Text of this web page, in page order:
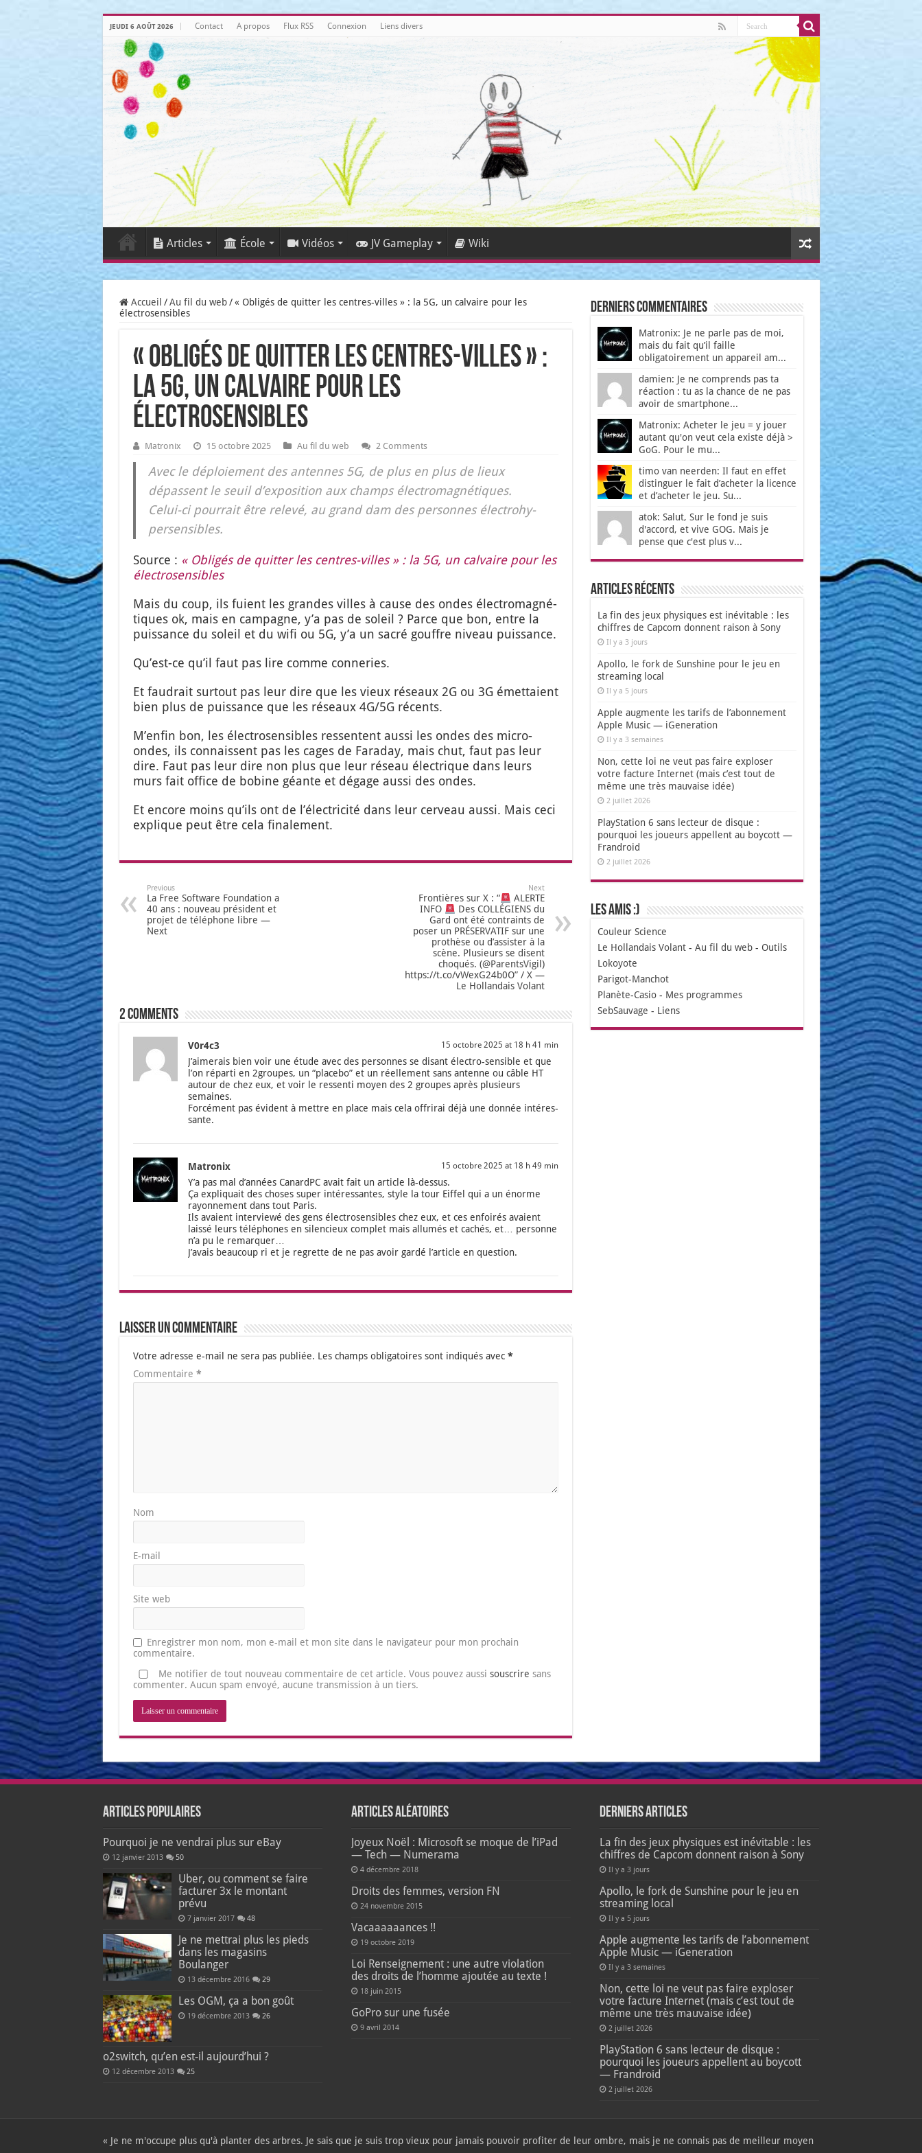
JEUDI 6 AOÛT 2026 Contact A propos Flux RSS Connexion Liens divers
Articles École Vidéos JV Gameplay Wiki
Accueil / Au fil du web / « Obligés de quitter les centres-villes » : la 5G, un calvaire pour les
électrosensibles
« Obligés de quitter les centres-villes » :
la 5G, un calvaire pour les
électrosensibles
Matronix 15 octobre 2025 Au fil du web 2 Comments
Avec le déploie­ment des antennes 5G, de plus en plus de lieux
dépassent le seuil d’exposition aux champs élec­tro­ma­gné­tiques.
Celui-ci pour­rait être rele­vé, au grand dam des per­sonnes élec­tro­hy­
per­sen­sibles.
Source : « Obli­gés de quit­ter les centres-villes » : la 5G, un cal­vaire pour les
élec­tro­sen­sibles
Mais du coup, ils fuient les grandes villes à cause des ondes élec­tro­ma­gné­
tiques ok, mais en cam­pagne, y’a pas de soleil ? Parce que bon, entre la
puis­sance du soleil et du wifi ou 5G, y’a un sacré gouffre niveau puis­sance.
Qu’est-ce qu’il faut pas lire comme conne­ries.
Et fau­drait sur­tout pas leur dire que les vieux réseaux 2G ou 3G émet­taient
bien plus de puis­sance que les réseaux 4G/5G récents.
M’en­fin bon, les élec­tro­sen­sibles res­sentent aus­si les ondes des micro-
ondes, ils connaissent pas les cages de Fara­day, mais chut, faut pas leur
dire. Faut pas leur dire non plus que leur réseau élec­trique dans leurs
murs fait office de bobine géante et dégage aus­si des ondes.
Et encore moins qu’ils ont de l’élec­tri­ci­té dans leur cer­veau aus­si. Mais ceci
explique peut être cela fina­le­ment.
Previous
La Free Software Foundation a
40 ans : nouveau président et
projet de téléphone libre —
Next
Next
Frontières sur X : “
ALERTE
INFO
Des COLLÉGIENS du
Gard ont été contraints de
poser un PRÉSERVATIF sur une
prothèse ou d’assister à la
scène. Plusieurs se disent
choqués. (@ParentsVigil)
https://t.co/vWexG24b0O” / X —
Le Hollandais Volant
2 comments
V0r4c3 15 octobre 2025 at 18 h 41 min
J’ai­me­rais bien voir une étude avec des per­sonnes se disant élec­tro-sen­sible et que
l’on répar­ti en 2groupes, un “pla­ce­bo” et un réel­le­ment sans antenne ou câble HT
autour de chez eux, et voir le res­sen­ti moyen des 2 groupes après plu­sieurs
semaines.
For­cé­ment pas évident à mettre en place mais cela offri­rai déjà une don­née inté­res­
sante.
Matronix 15 octobre 2025 at 18 h 49 min
Y’a pas mal d’an­nées CanardPC avait fait un article là-des­sus.
Ça expli­quait des choses super inté­res­santes, style la tour Eif­fel qui a un énorme
rayon­ne­ment dans tout Paris.
Ils avaient inter­viewé des gens élec­tro­sen­sibles chez eux, et ces enfoi­rés avaient
lais­sé leurs télé­phones en silen­cieux com­plet mais allu­més et cachés, et… per­sonne
n’a pu le remar­quer…
J’a­vais beau­coup ri et je regrette de ne pas avoir gar­dé l’ar­ticle en ques­tion.
Laisser un commentaire
Votre adresse e-mail ne sera pas publiée. Les champs obligatoires sont indiqués avec *
Commentaire *
Nom
E-mail
Site web
Enregistrer mon nom, mon e-mail et mon site dans le navigateur pour mon prochain
commentaire.
Me notifier de tout nouveau commentaire de cet article. Vous pouvez aussi souscrire sans
commenter. Aucun spam envoyé, aucune transmission à un tiers.
Derniers Commentaires
Matronix: Je ne parle pas de moi,
mais du fait qu’il faille
obligatoirement un appareil am...
damien: Je ne comprends pas ta
réaction : tu as la chance de ne pas
avoir de smartphone...
Matronix: Acheter le jeu = y jouer
autant qu'on veut cela existe déjà >
GoG. Pour le mu...
timo van neerden: Il faut en effet
distinguer le fait d’acheter la licence
et d’acheter le jeu. Su...
atok: Salut, Sur le fond je suis
d'accord, et vive GOG. Mais je
pense que c'est plus v...
Articles récents
La fin des jeux physiques est inévitable : les
chiffres de Capcom donnent raison à Sony
Il y a 3 jours
Apollo, le fork de Sunshine pour le jeu en
streaming local
Il y a 5 jours
Apple augmente les tarifs de l’abonnement
Apple Music — iGeneration
Il y a 3 semaines
Non, cette loi ne veut pas faire exploser
votre facture Internet (mais c’est tout de
même une très mauvaise idée)
2 juillet 2026
PlayStation 6 sans lecteur de disque :
pourquoi les joueurs appellent au boycott —
Frandroid
2 juillet 2026
Les amis :)
Couleur Science
Le Hollandais Volant- Au fil du web- Outils
Lokoyote
Parigot-Manchot
Planète-Casio- Mes programmes
SebSauvage - Liens
Articles populaires
Pourquoi je ne vendrai plus sur eBay
12 janvier 2013 50
Uber, ou comment se faire
facturer 3x le montant
prévu
7 janvier 2017 48
Je ne mettrai plus les pieds
dans les magasins
Boulanger
13 décembre 2016 29
Les OGM, ça a bon goût
19 décembre 2013 26
o2switch, qu’en est-il aujourd’hui ?
12 décembre 2013 25
Articles aléatoires
Joyeux Noël : Microsoft se moque de l’iPad
— Tech — Numerama
4 décembre 2018
Droits des femmes, version FN
24 novembre 2015
Vacaaaaaances !!
19 octobre 2019
Loi Renseignement : une autre violation
des droits de l’homme ajoutée au texte !
18 juin 2015
GoPro sur une fusée
9 avril 2014
Derniers articles
La fin des jeux physiques est inévitable : les
chiffres de Capcom donnent raison à Sony
Il y a 3 jours
Apollo, le fork de Sunshine pour le jeu en
streaming local
Il y a 5 jours
Apple augmente les tarifs de l’abonnement
Apple Music — iGeneration
Il y a 3 semaines
Non, cette loi ne veut pas faire exploser
votre facture Internet (mais c’est tout de
même une très mauvaise idée)
2 juillet 2026
PlayStation 6 sans lecteur de disque :
pourquoi les joueurs appellent au boycott
— Frandroid
2 juillet 2026
« Je ne m'occupe plus qu'à planter des arbres. Je sais que je suis trop vieux pour jamais pouvoir profiter de leur ombre, mais je ne connais pas de meilleur moyen